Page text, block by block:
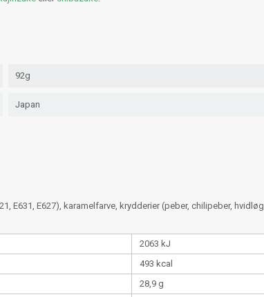
92g
Japan
E631, E627), karamelfarve, krydderier (peber, chilipeber, hvidløg,
2063 kJ
493 kcal
28,9 g